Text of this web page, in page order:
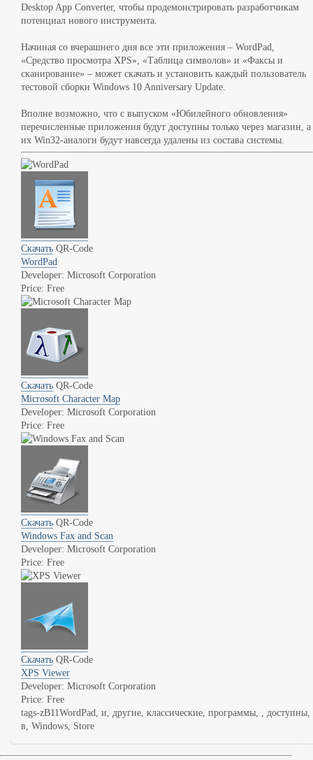
Desktop App Converter, чтобы продемонстрировать разработчикам
потенциал нового инструмента.
Начиная со вчерашнего дня все эти приложения – WordPad,
«Средство просмотра XPS», «Таблица символов» и «Факсы и
сканирование» – может скачать и установить каждый пользователь
тестовой сборки Windows 10 Anniversary Update.
Вполне возможно, что с выпуском «Юбилейного обновления»
перечисленные приложения будут доступны только через магазин, а
их Win32-аналоги будут навсегда удалены из состава системы.
Скачать QR-Code
WordPad
Developer: Microsoft Corporation
Price: Free
Скачать QR-Code
Microsoft Character Map
Developer: Microsoft Corporation
Price: Free
Скачать QR-Code
Windows Fax and Scan
Developer: Microsoft Corporation
Price: Free
Скачать QR-Code
XPS Viewer
Developer: Microsoft Corporation
Price: Free
tags-zB11WordPad, и, другие, классические, программы, , доступны,
в, Windows, Store